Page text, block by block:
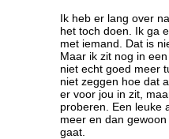
Ik heb er lang over
het toch doen. Ik ga
met iemand. Dat is
Maar ik zit nog in
niet echt goed meer
niet zeggen hoe dat
er voor jou in zit,
proberen. Een leuke
meer en dan
gaat.